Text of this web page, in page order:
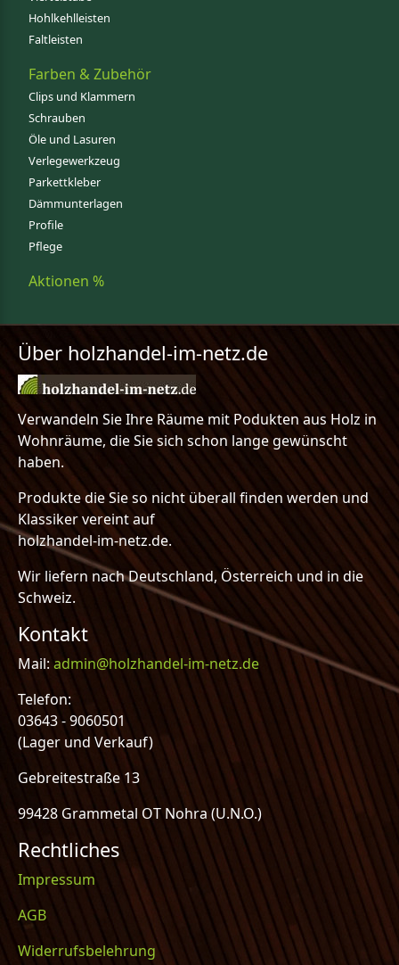
Hohlkehlleisten
Faltleisten
Farben & Zubehör
Clips und Klammern
Schrauben
Öle und Lasuren
Verlegewerkzeug
Parkettkleber
Dämmunterlagen
Profile
Pflege
Aktionen %
Über holzhandel-im-netz.de
Verwandeln Sie Ihre Räume mit Podukten aus Holz in
Wohnräume, die Sie sich schon lange gewünscht
haben.
Produkte die Sie so nicht überall finden werden und
Klassiker vereint auf
holzhandel-im-netz.de.
Wir liefern nach Deutschland, Österreich und in die
Schweiz.
Kontakt
Mail: admin@holzhandel-im-netz.de
Telefon:
03643 - 9060501
(Lager und Verkauf)
Gebreitestraße 13
99428 Grammetal OT Nohra (U.N.O.)
Rechtliches
Impressum
AGB
Widerrufsbelehrung